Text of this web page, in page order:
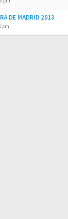
DE MADRID 2013
am